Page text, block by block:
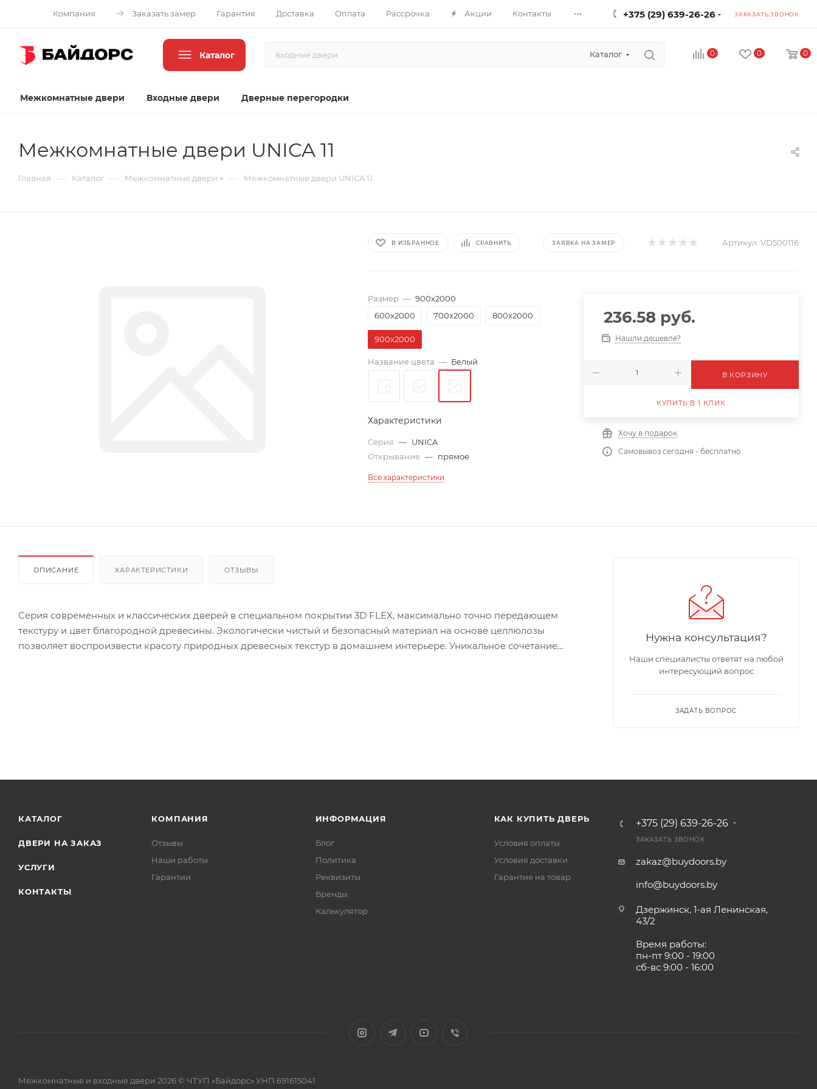
Компания Заказать замер Гарантия Доставка Оплата Рассрочка Акции Контакты ... +375 (29) 639-26-26 ЗАКАЗАТЬ ЗВОНОК
Каталог Каталог 0 0 0
Межкомнатные двери Входные двери Дверные перегородки
Межкомнатные двери UNICA 11
Главная — Каталог — Межкомнатные двери — Межкомнатные двери UNICA 11
В ИЗБРАННОЕ СРАВНИТЬ ЗАЯВКА НА ЗАМЕР Артикул: VD500116
Размер — 900х2000
600х2000
700х2000 800х2000
900х2000
Название цвета — Белый
Характеристики
Серия — UNICA
Открывание — прямое
Все характеристики
236.58руб.
Нашли дешевле?
В КОРЗИНУ
КУПИТЬ В 1 КЛИК
Хочу в подарок
Самовывоз сегодня - бесплатно
ОПИСАНИЕ ХАРАКТЕРИСТИКИ ОТЗЫВЫ
Серия современных и классических дверей в специальном покрытии 3D FLEX, максимально точно передающем
текстуру и цвет благородной древесины. Экологически чистый и безопасный материал на основе целлюлозы
позволяет воспроизвести красоту природных древесных текстур в домашнем интерьере. Уникальное сочетание
Нужна консультация?
Наши специалисты ответят на любой
интересующий вопрос
ЗАДАТЬ ВОПРОС
КАТАЛОГ
ДВЕРИ НА ЗАКАЗ
УСЛУГИ
КОНТАКТЫ
КОМПАНИЯ
Отзывы
Наши работы
Гарантии
ИНФОРМАЦИЯ
Блог
Политика
Реквизиты
Бренды
Калькулятор
КАК КУПИТЬ ДВЕРЬ
Условия оплаты
Условия доставки
Гарантия на товар
+375 (29) 639-26-26
ЗАКАЗАТЬ ЗВОНОК
zakaz@buydoors.by
info@buydoors.by
Дзержинск, 1-ая Ленинская,
43/2
Время работы:
пн-пт 9:00 - 19:00
сб-вс 9:00 - 16:00
Межкомнатные и входные двери 2026 © ЧТУП «Байдорс» УНП 691615041